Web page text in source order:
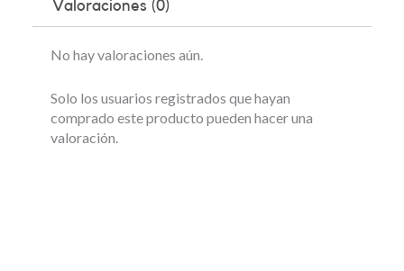
Valoraciones (0)
No hay valoraciones aún.
Solo los usuarios registrados que hayan
comprado este producto pueden hacer una
valoración.